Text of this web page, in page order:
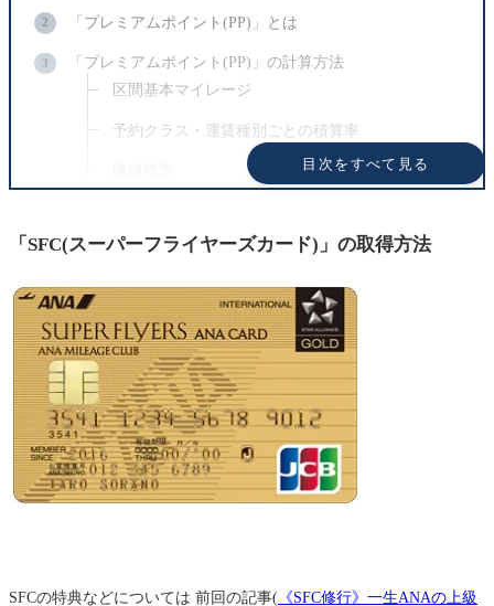
目次をすべて見る
「プレミアムポイント(PP)」とは
「プレミアムポイント(PP)」の計算方法
区間基本マイレージ
予約クラス・運賃種別ごとの積算率
具体的な路線で プレミアムポイント(PP)を計算しよう
国際線: 東京-クアラルンプールのプレミアムポイ
ント(PP)
ANAのHPでもプレミアムポイント(PP)計算ができ
る!!
「プレミアムポイント(PP)」を貯める方法
実際に SFC取得(50,000PP以上獲得)にかかる費用
SFC修行 関連記事
「SFC(スーパーフライヤーズカード)」の取得方法
SFCの特典などについては 前回の記事( 《SFC修行》一生ANAの上級